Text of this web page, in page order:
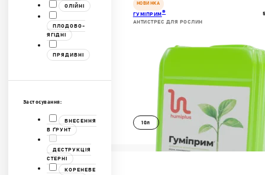
ОЛІЙНІ
ПЛОДОВО-
ЯГІДНІ
ПРЯДИВНІ
Застосування:
ВНЕСЕННЯ
В ҐРУНТ
ДЕСТРУКЦІЯ
СТЕРНІ
КОРЕНЕВЕ
В КОШИК
ГУМІПРИМ®
АНТИСТРЕС ДЛЯ РОСЛИН
10л
НОВИНКА